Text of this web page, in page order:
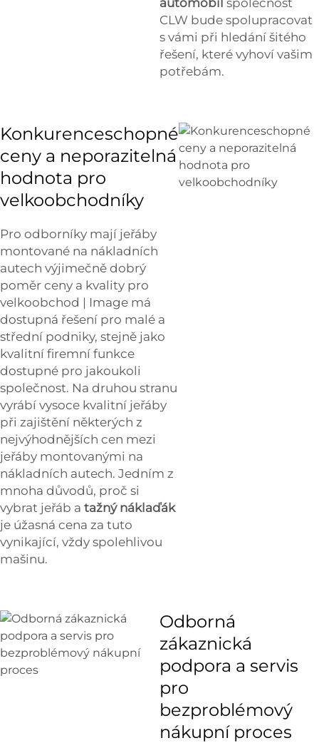
CLW bude spolupracovat
s vámi při hledání šitého
řešení, které vyhoví vašim
potřebám.
Konkurenceschopné
ceny a neporazitelná
hodnota pro
velkoobchodníky
Pro odborníky mají jeřáby
montované na nákladních
autech výjimečně dobrý
poměr ceny a kvality pro
velkoobchod | Image má
dostupná řešení pro malé a
střední podniky, stejně jako
kvalitní firemní funkce
dostupné pro jakoukoli
společnost. Na druhou stranu
vyrábí vysoce kvalitní jeřáby
při zajištění některých z
nejvýhodnějších cen mezi
jeřáby montovanými na
nákladních autech. Jedním z
mnoha důvodů, proč si
vybrat jeřáb a tažný náklaďák
je úžasná cena za tuto
vynikající, vždy spolehlivou
mašinu.
Odborná
zákaznická
podpora a servis
pro
bezproblémový
nákupní proces